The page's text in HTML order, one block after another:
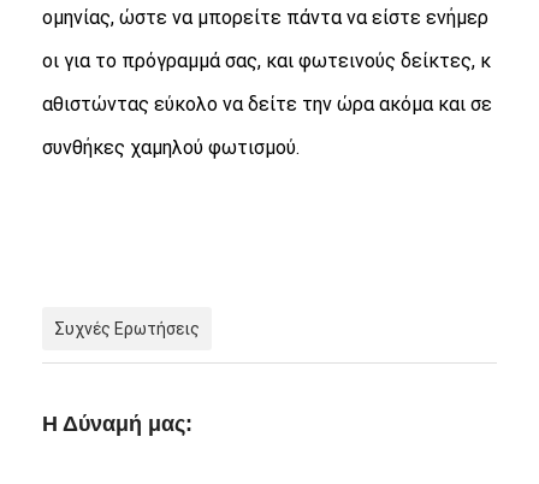
ομηνίας, ώστε να μπορείτε πάντα να είστε ενήμερ
οι για το πρόγραμμά σας, και φωτεινούς δείκτες, κ
αθιστώντας εύκολο να δείτε την ώρα ακόμα και σε
συνθήκες χαμηλού φωτισμού.
Συχνές Ερωτήσεις
Η Δύναμή μας: